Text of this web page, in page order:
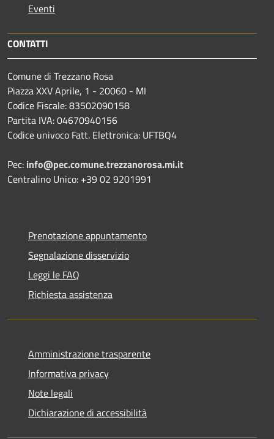
Eventi
CONTATTI
Comune di Trezzano Rosa
Piazza XXV Aprile, 1 - 20060 - MI
Codice Fiscale: 83502090158
Partita IVA: 04670940156
Codice univoco Fatt. Elettronica: UFTBQ4
Pec: info@pec.comune.trezzanorosa.mi.it
Centralino Unico: +39 02 9201991
Prenotazione appuntamento
Segnalazione disservizio
Leggi le FAQ
Richiesta assistenza
Amministrazione trasparente
Informativa privacy
Note legali
Dichiarazione di accessibilità